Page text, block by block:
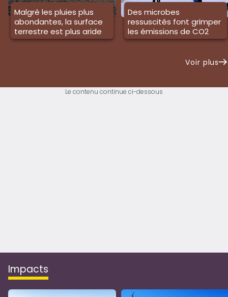
Malgré les pluies plus
abondantes, la surface
terrestre est plus aride
Des microbes
ressuscités font grimper
les émissions de CO2
Voir plus
Le contenu continue ci-dessous
impacts